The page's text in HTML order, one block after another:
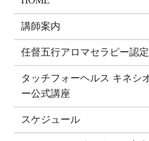
講師案内
任督五行アロマセラピー認
タッチフォーヘルス キネシ
ー公式講座
スケジュール